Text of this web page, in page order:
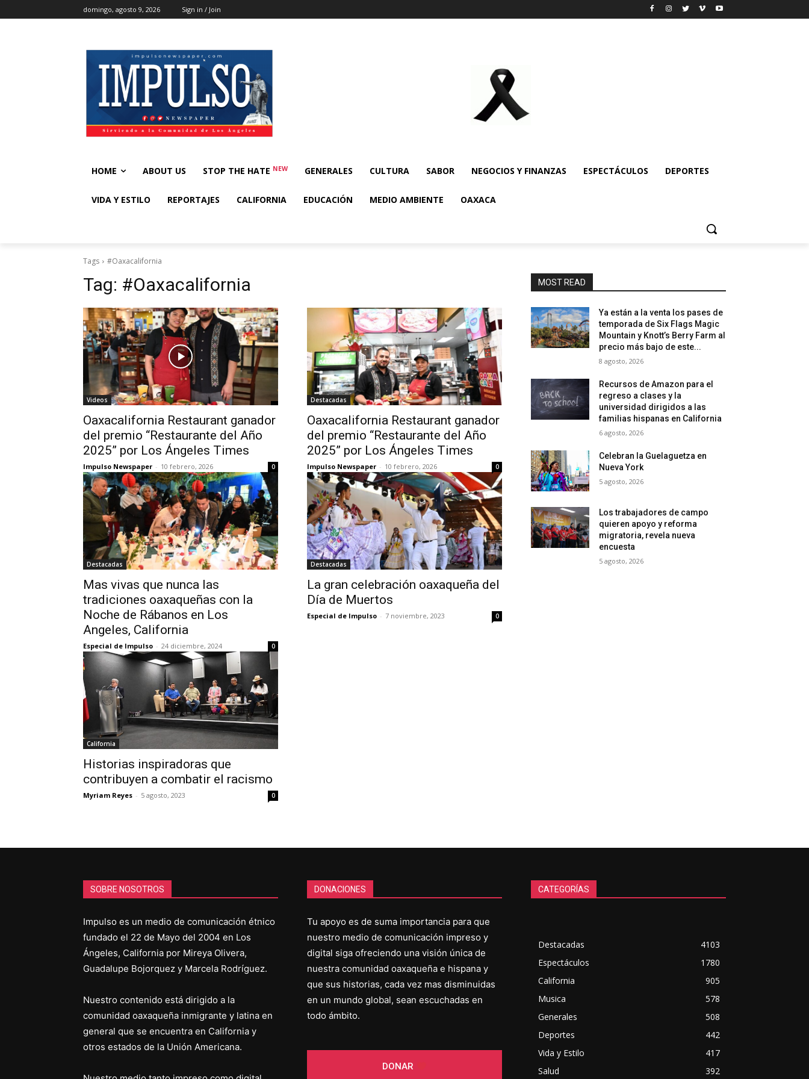
domingo, agosto 9, 2026 Sign in / Join
HOME ABOUT US STOP THE HATE NEW GENERALES CULTURA SABOR NEGOCIOS Y FINANZAS ESPECTÁCULOS DEPORTES
VIDA Y ESTILO REPORTAJES CALIFORNIA EDUCACIÓN MEDIO AMBIENTE OAXACA
Tags #Oaxacalifornia
Tag: #Oaxacalifornia
Videos
Oaxacalifornia Restaurant ganador
del premio “Restaurante del Año
2025” por Los Ángeles Times
Impulso Newspaper - 10 febrero, 2026 0
Destacadas
Oaxacalifornia Restaurant ganador
del premio “Restaurante del Año
2025” por Los Ángeles Times
Impulso Newspaper - 10 febrero, 2026 0
Destacadas
Mas vivas que nunca las
tradiciones oaxaqueñas con la
Noche de Rábanos en Los
Angeles, California
Especial de Impulso - 24 diciembre, 2024 0
Destacadas
La gran celebración oaxaqueña del
Día de Muertos
Especial de Impulso - 7 noviembre, 2023 0
California
Historias inspiradoras que
contribuyen a combatir el racismo
Myriam Reyes - 5 agosto, 2023 0
MOST READ
Ya están a la venta los pases de
temporada de Six Flags Magic
Mountain y Knott’s Berry Farm al
precio más bajo de este...
8 agosto, 2026
Recursos de Amazon para el
regreso a clases y la
universidad dirigidos a las
familias hispanas en California
6 agosto, 2026
Celebran la Guelaguetza en
Nueva York
5 agosto, 2026
Los trabajadores de campo
quieren apoyo y reforma
migratoria, revela nueva
encuesta
5 agosto, 2026
SOBRE NOSOTROS
Impulso es un medio de comunicación étnico
fundado el 22 de Mayo del 2004 en Los
Ángeles, California por Mireya Olivera,
Guadalupe Bojorquez y Marcela Rodríguez.
Nuestro contenido está dirigido a la
comunidad oaxaqueña inmigrante y latina en
general que se encuentra en California y
otros estados de la Unión Americana.
DONACIONES
Tu apoyo es de suma importancia para que
nuestro medio de comunicación impreso y
digital siga ofreciendo una visión única de
nuestra comunidad oaxaqueña e hispana y
que sus historias, cada vez mas disminuidas
en un mundo global, sean escuchadas en
todo ámbito.
DONAR
CATEGORÍAS
Destacadas
4103
Espectáculos
1780
California
905
Musica
578
Generales
508
Deportes
442
Vida y Estilo
417
Salud
392